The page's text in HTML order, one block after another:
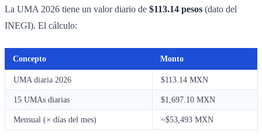
La UMA 2026 tiene un valor diario de $113.14 pesos (dato del
INEGI). El cálculo:
Concepto Monto
UMA diaria 2026 $113.14 MXN
15 UMAs diarias $1,697.10 MXN
Mensual (× días del mes) ~$53,493 MXN